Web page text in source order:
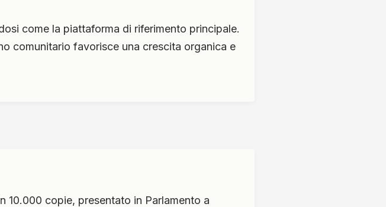
come la piattaforma di riferimento principale.
comunitario favorisce una crescita organica e
10.000 copie, presentato in Parlamento a